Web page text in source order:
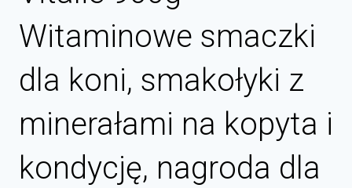
Witaminowe smaczki
dla koni, smakołyki z
minerałami na kopyta i
kondycję, nagroda dla